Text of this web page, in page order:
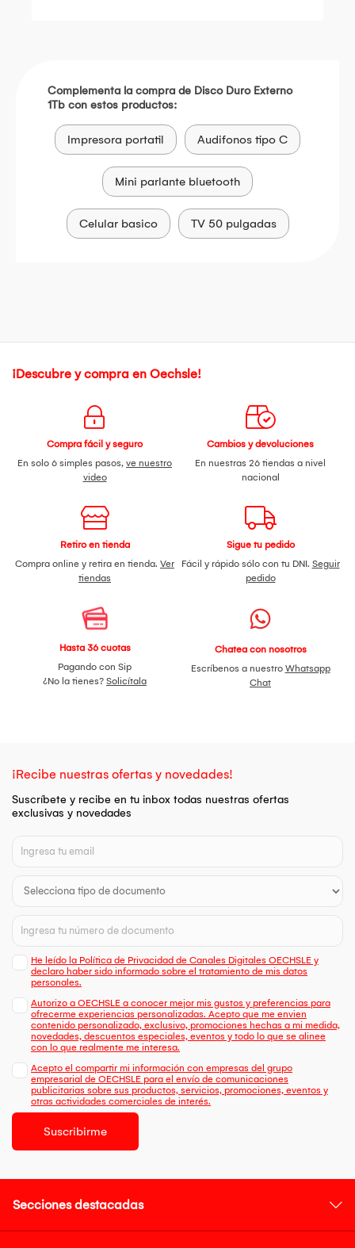
Complementa la compra de Disco Duro Externo
1Tb con estos productos:
Impresora portatil Audifonos tipo C
Mini parlante bluetooth
Celular basico TV 50 pulgadas
¡Descubre y compra en Oechsle!
Compra fácil y seguro
En solo 6 simples pasos, ve nuestro
video
Cambios y devoluciones
En nuestras 26 tiendas a nivel
nacional
Retiro en tienda
Compra online y retira en tienda. Ver
tiendas
Sigue tu pedido
Fácil y rápido sólo con tu DNI. Seguir
pedido
Hasta 36 cuotas
Pagando con Sip
¿No la tienes? Solicítala
Chatea con nosotros
Escríbenos a nuestro Whatsapp
Chat
¡Recibe nuestras ofertas y novedades!
Suscríbete y recibe en tu inbox todas nuestras ofertas
exclusivas y novedades
He leído la Política de Privacidad de Canales Digitales OECHSLE y
declaro haber sido informado sobre el tratamiento de mis datos
personales.
Autorizo a OECHSLE a conocer mejor mis gustos y preferencias para
ofrecerme experiencias personalizadas. Acepto que me envien
contenido personalizado, exclusivo, promociones hechas a mi medida,
novedades, descuentos especiales, eventos y todo lo que se alinee
con lo que realmente me interesa.
Acepto el compartir mi información con empresas del grupo
empresarial de OECHSLE para el envío de comunicaciones
publicitarias sobre sus productos, servicios, promociones, eventos y
otras actividades comerciales de interés.
Suscribirme
Secciones destacadas